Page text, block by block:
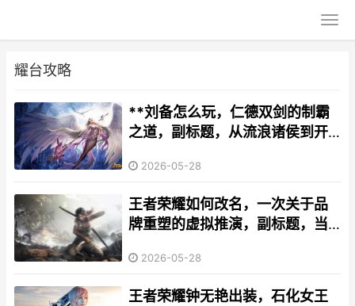
耀台攻略
**刘备怎么玩，仁德双剑的制霸
之道，副标题，从流浪诸侯到开
2026-05-28
王者荣耀如何改名，一次关于品
牌重塑的虚拟推演，副标题，当
2026-05-28
王者荣耀钟无艳出装，石化女王